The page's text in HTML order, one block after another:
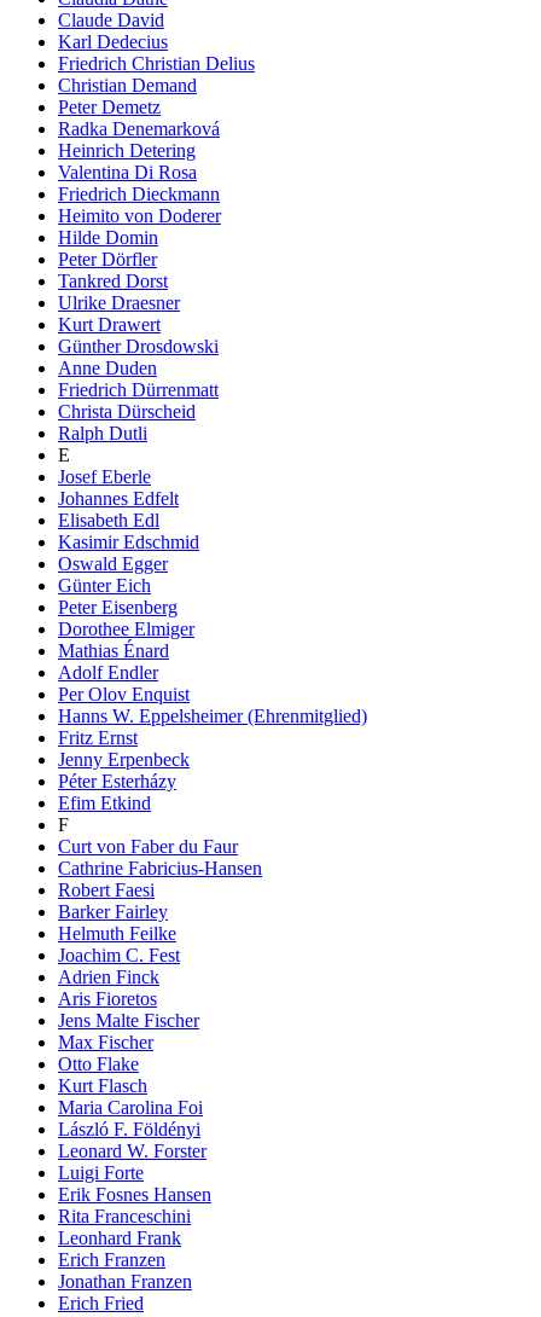
Claude David
Karl Dedecius
Friedrich Christian Delius
Christian Demand
Peter Demetz
Radka Denemarková
Heinrich Detering
Valentina Di Rosa
Friedrich Dieckmann
Heimito von Doderer
Hilde Domin
Peter Dörfler
Tankred Dorst
Ulrike Draesner
Kurt Drawert
Günther Drosdowski
Anne Duden
Friedrich Dürrenmatt
Christa Dürscheid
Ralph Dutli
E
Josef Eberle
Johannes Edfelt
Elisabeth Edl
Kasimir Edschmid
Oswald Egger
Günter Eich
Peter Eisenberg
Dorothee Elmiger
Mathias Énard
Adolf Endler
Per Olov Enquist
Hanns W. Eppelsheimer (Ehrenmitglied)
Fritz Ernst
Jenny Erpenbeck
Péter Esterházy
Efim Etkind
F
Curt von Faber du Faur
Cathrine Fabricius-Hansen
Robert Faesi
Barker Fairley
Helmuth Feilke
Joachim C. Fest
Adrien Finck
Aris Fioretos
Jens Malte Fischer
Max Fischer
Otto Flake
Kurt Flasch
Maria Carolina Foi
László F. Földényi
Leonard W. Forster
Luigi Forte
Erik Fosnes Hansen
Rita Franceschini
Leonhard Frank
Erich Franzen
Jonathan Franzen
Erich Fried